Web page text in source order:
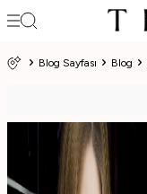
Blog Sayfası Blog